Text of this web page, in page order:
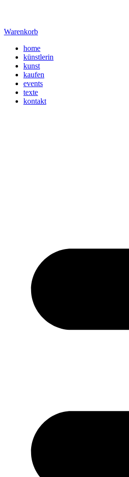
Warenkorb
home
künstlerin
kunst
kaufen
events
texte
kontakt